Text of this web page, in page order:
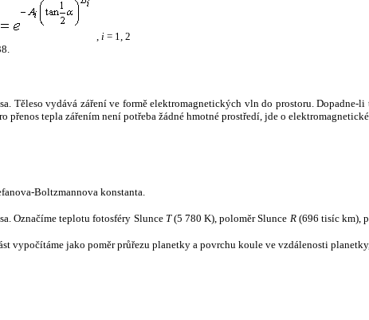
, i = 1, 2
Těleso vydává záření ve formě elektromagnetických vln do prostoru. Dopadne-
přenos tepla zářením není potřeba žádné hmotné prostředí, jde o
Boltzmannova konstanta.
Označíme teplotu fotosféry Slunce T(5 780 K), poloměr Slunce R(696 tisíc km),
vypočítáme jako poměr průřezu planetky a povrchu koule ve vzdálenosti